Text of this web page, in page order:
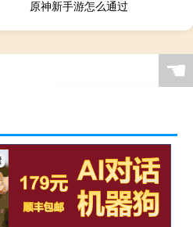
原神新手游怎么通过
☚